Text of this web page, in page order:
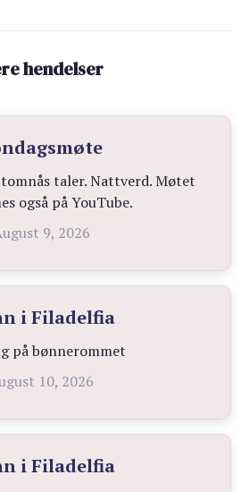
hendelser
taler. Nattverd. Møtet
også på YouTube.
9, 2026
i Filadelfia
på bønnerommet
10, 2026
i Filadelfia